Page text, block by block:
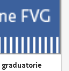
graduatorie